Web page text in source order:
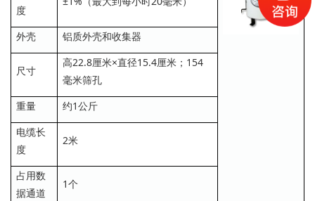
度
外壳 铝质外壳和收集器
尺寸
高22.8厘米×直径15.4厘米；154
毫米筛孔
重量
约1公斤
电缆长
度
2米
占用数
据通道
1个